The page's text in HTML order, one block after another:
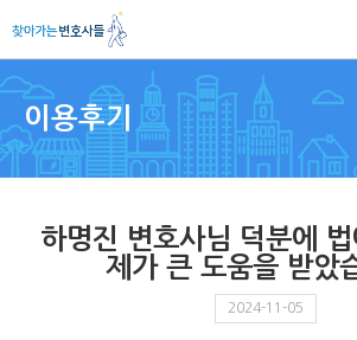
이용후기
하명진 변호사님 덕분에
제가 큰 도움을 받았
2024-11-05